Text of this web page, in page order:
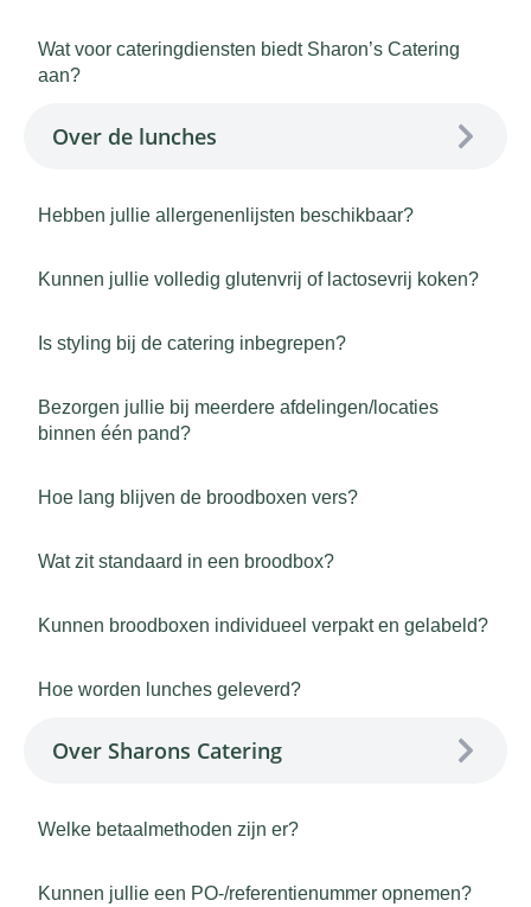
Wat voor cateringdiensten biedt Sharon’s Catering
aan?
Over de lunches
Hebben jullie allergenenlijsten beschikbaar?
Kunnen jullie volledig glutenvrij of lactosevrij koken?
Is styling bij de catering inbegrepen?
Bezorgen jullie bij meerdere afdelingen/locaties
binnen één pand?
Hoe lang blijven de broodboxen vers?
Wat zit standaard in een broodbox?
Kunnen broodboxen individueel verpakt en gelabeld?
Hoe worden lunches geleverd?
Over Sharons Catering
Welke betaalmethoden zijn er?
Kunnen jullie een PO-/referentienummer opnemen?